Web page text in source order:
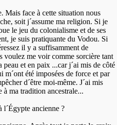
Mais face à cette situation nous
soit j´assume ma religion. Si je
le jeu du colonialisme et de ses
je suis pratiquante du Vodou. Si
il y a suffisamment de
voulez me voir comme sorcière tant
et en paix ...car j´ai mis de côté
m´ont été imposées de force et par
d´être moi-même. J´ai mis
à ma tradition ancestrale...
l´Égypte ancienne ?